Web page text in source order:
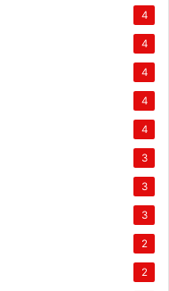
4
4
4
4
4
3
3
3
2
2